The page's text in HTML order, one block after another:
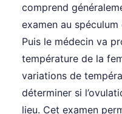
comprend
examen au
Puis le médecin va
température de la
variations de
déterminer si
lieu. Cet examen